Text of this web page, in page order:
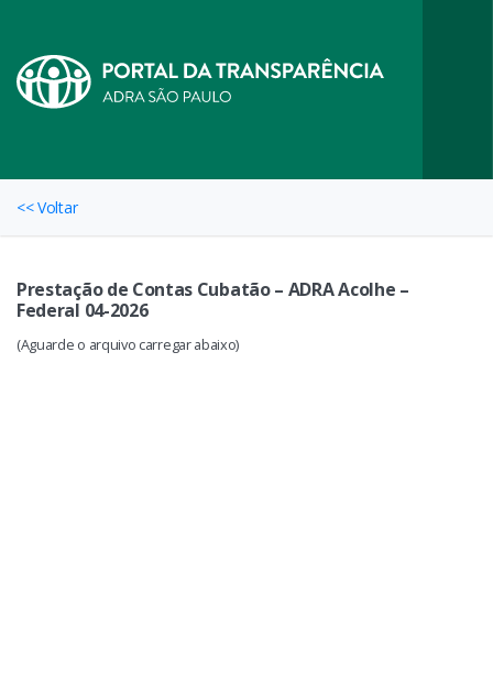
<< Voltar
Prestação de Contas Cubatão – ADRA Acolhe –
Federal 04-2026
(Aguarde o arquivo carregar abaixo)